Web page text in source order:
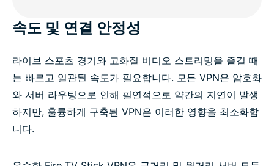
속도 및 연결 안정성
라이브 스포츠 경기와 고화질 비디오 스트리밍을 즐길 때
는 빠르고 일관된 속도가 필요합니다. 모든 VPN은 암호화
와 서버 라우팅으로 인해 필연적으로 약간의 지연이 발생
하지만, 훌륭하게 구축된 VPN은 이러한 영향을 최소화합
니다.